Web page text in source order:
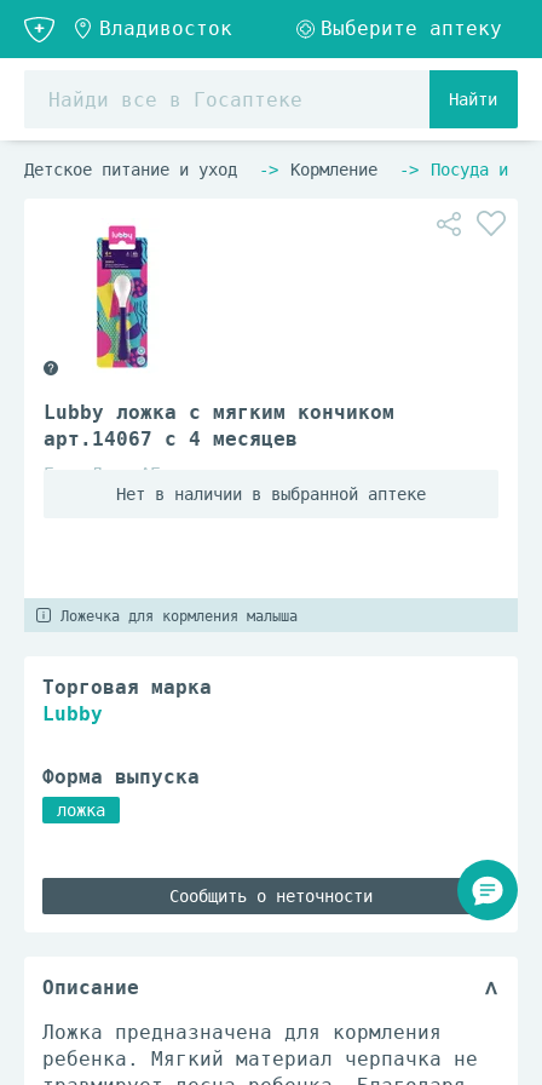
Найти
Детское питание и уход Кормление Посуда и
Lubby ложка с мягким кончиком
арт.14067 с 4 месяцев
Голд Лист АГ
Ложечка для кормления малыша
Торговая марка
Lubby
Форма выпуска
ложка
Сообщить о неточности
Описание
Ложка предназначена для кормления
ребенка. Мягкий материал черпачка не